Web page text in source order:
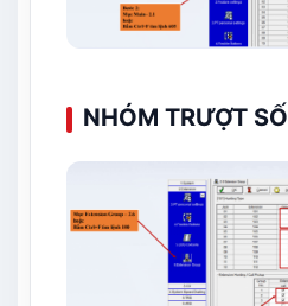
NHÓM TRƯỢT SỐ